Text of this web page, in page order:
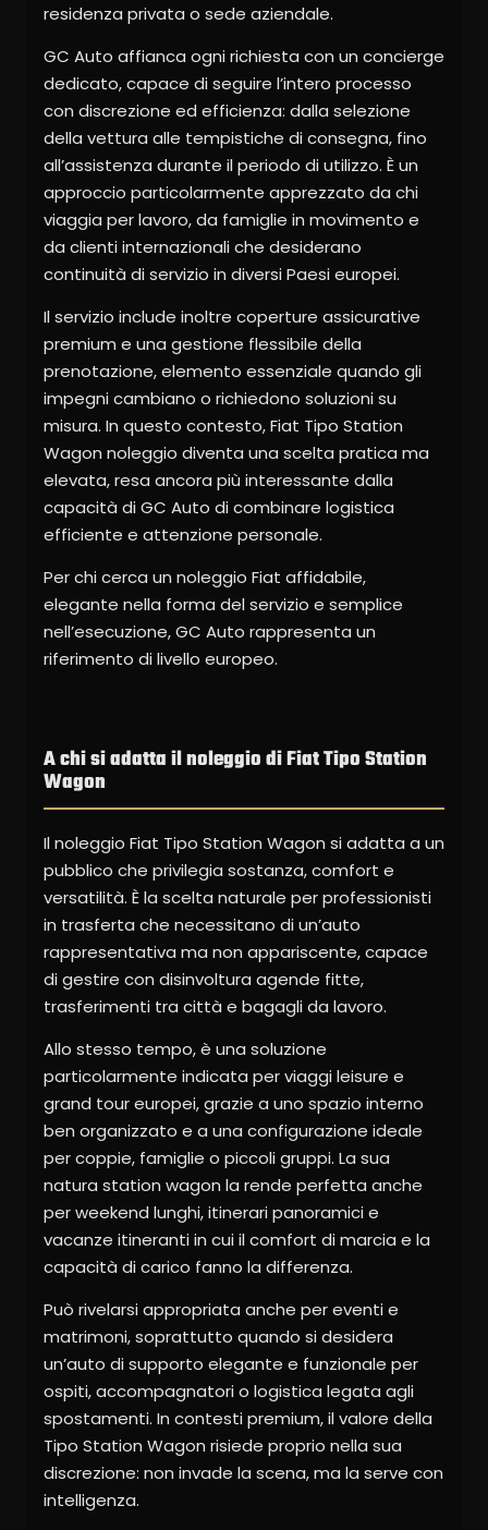
residenza privata o sede aziendale.
GC Auto affianca ogni richiesta con un concierge
dedicato, capace di seguire l’intero processo
con discrezione ed efficienza: dalla selezione
della vettura alle tempistiche di consegna, fino
all’assistenza durante il periodo di utilizzo. È un
approccio particolarmente apprezzato da chi
viaggia per lavoro, da famiglie in movimento e
da clienti internazionali che desiderano
continuità di servizio in diversi Paesi europei.
Il servizio include inoltre coperture assicurative
premium e una gestione flessibile della
prenotazione, elemento essenziale quando gli
impegni cambiano o richiedono soluzioni su
misura. In questo contesto, Fiat Tipo Station
Wagon noleggio diventa una scelta pratica ma
elevata, resa ancora più interessante dalla
capacità di GC Auto di combinare logistica
efficiente e attenzione personale.
Per chi cerca un noleggio Fiat affidabile,
elegante nella forma del servizio e semplice
nell’esecuzione, GC Auto rappresenta un
riferimento di livello europeo.
A chi si adatta il noleggio di Fiat Tipo Station
Wagon
Il noleggio Fiat Tipo Station Wagon si adatta a un
pubblico che privilegia sostanza, comfort e
versatilità. È la scelta naturale per professionisti
in trasferta che necessitano di un’auto
rappresentativa ma non appariscente, capace
di gestire con disinvoltura agende fitte,
trasferimenti tra città e bagagli da lavoro.
Allo stesso tempo, è una soluzione
particolarmente indicata per viaggi leisure e
grand tour europei, grazie a uno spazio interno
ben organizzato e a una configurazione ideale
per coppie, famiglie o piccoli gruppi. La sua
natura station wagon la rende perfetta anche
per weekend lunghi, itinerari panoramici e
vacanze itineranti in cui il comfort di marcia e la
capacità di carico fanno la differenza.
Può rivelarsi appropriata anche per eventi e
matrimoni, soprattutto quando si desidera
un’auto di supporto elegante e funzionale per
ospiti, accompagnatori o logistica legata agli
spostamenti. In contesti premium, il valore della
Tipo Station Wagon risiede proprio nella sua
discrezione: non invade la scena, ma la serve con
intelligenza.